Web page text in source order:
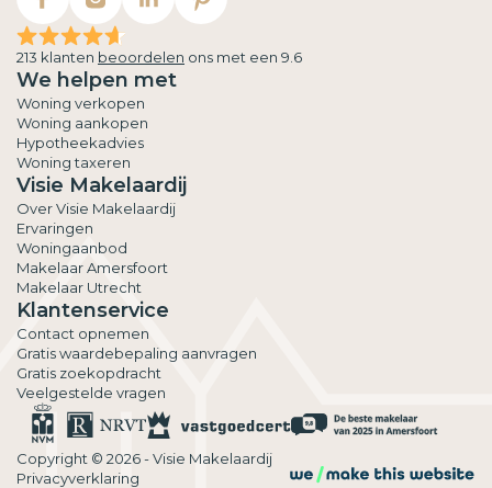
213 klanten beoordelen ons met een 9.6
We helpen met
Woning verkopen
Woning aankopen
Hypotheekadvies
Woning taxeren
Visie Makelaardij
Over Visie Makelaardij
Ervaringen
Woningaanbod
Makelaar Amersfoort
Makelaar Utrecht
Klantenservice
Contact opnemen
Gratis waardebepaling aanvragen
Gratis zoekopdracht
Veelgestelde vragen
Copyright © 2026 - Visie Makelaardij
Privacyverklaring